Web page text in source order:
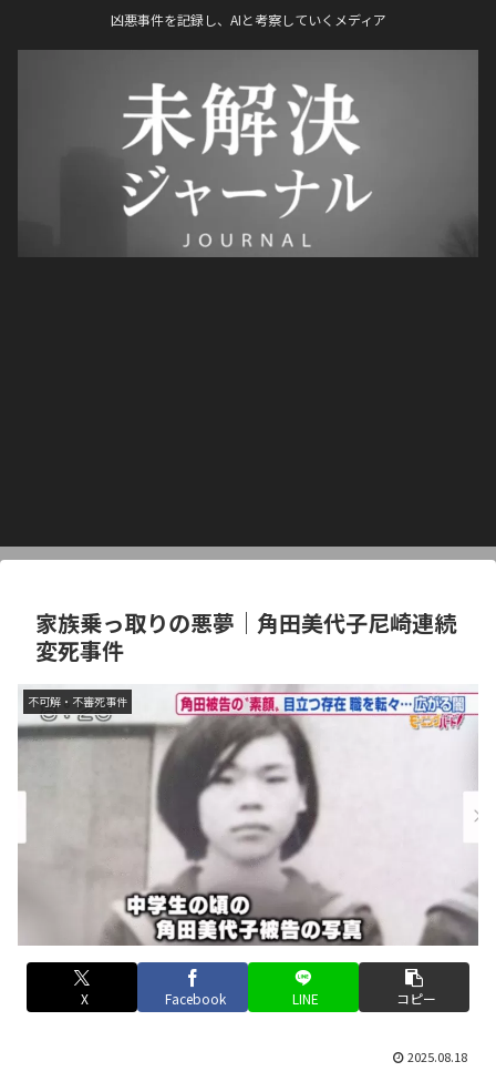
凶悪事件を記録し、AIと考察していくメディア
家族乗っ取りの悪夢｜角田美代子尼崎連続
変死事件
不可解・不審死事件
X Facebook LINE コピー
2025.08.18